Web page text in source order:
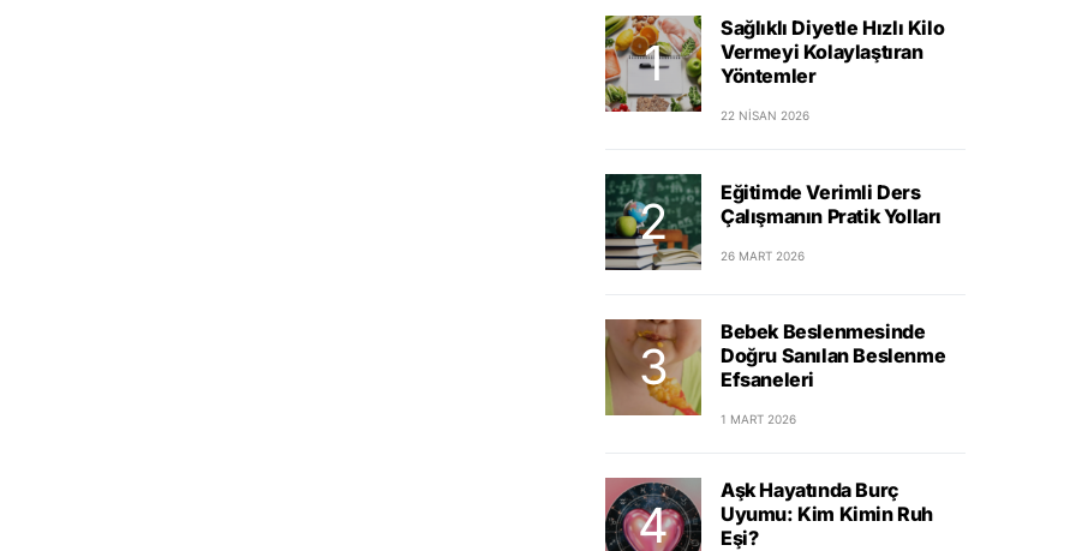
Sağlıklı Diyetle Hızlı Kilo
Vermeyi Kolaylaştıran
Yöntemler
22 NISAN 2026
Eğitimde Verimli Ders
Çalışmanın Pratik Yolları
26 MART 2026
Bebek Beslenmesinde
Doğru Sanılan Beslenme
Efsaneleri
1 MART 2026
Aşk Hayatında Burç
Uyumu: Kim Kimin Ruh
Eşi?